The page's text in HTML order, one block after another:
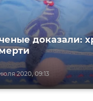
2020, 09:13
доказали: